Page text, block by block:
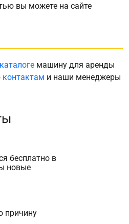
вы можете на сайте
каталоге машину для аренды
контактам и наши менеджеры
бесплатно в
новые
причину